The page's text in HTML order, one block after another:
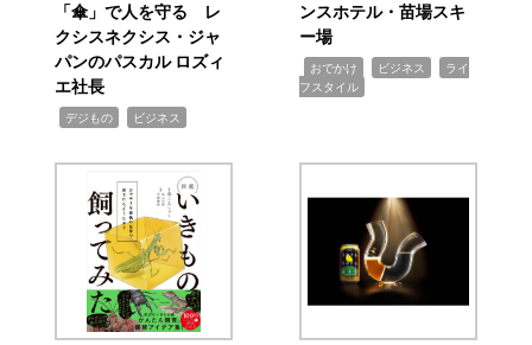
「傘」で人を守る レ
クシスネクシス・ジャ
パンのパスカル ロズィ
エ社長
デジもの ビジネス
ンスホテル・苗場スキ
ー場
おでかけ ビジネス
ライ
フスタイル